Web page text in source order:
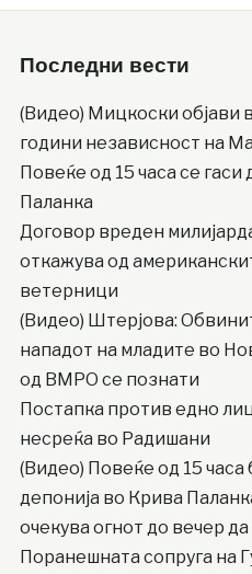
Последни вести
(Видео) Мицкоски објави
години независност на
Повеќе од 15 часа се гаси
Паланка
Договор вреден
откажува од
ветерници
(Видео) Штерјова:
нападот на младите во
од ВМРО се познати
Постапка против едно
несреќа во Радишани
(Видео) Повеќе од 15
депонија во Крива
очекува огнот до вечер
Поранешната сопруга на